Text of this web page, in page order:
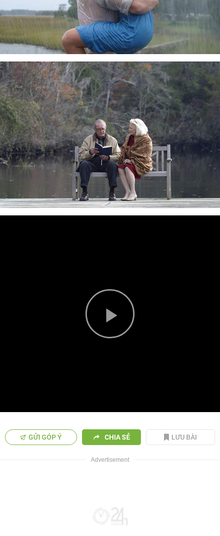
Play
GỬI GÓP Ý CHIA SẺ LƯU BÀI